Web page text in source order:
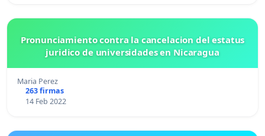
Pronunciamiento contra la cancelacion del estatus
juridico de universidades en Nicaragua
Maria Perez
263 firmas
14 Feb 2022